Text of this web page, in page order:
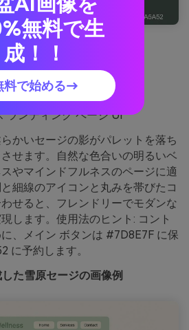
#B9C7B3 #7D8E7F
清潔で、優しい
ランディング ページ UI
かいセージの影がパレットを落ち
せます。自然な色合いの明るいベ
やマインドフルネスのページに適
細線のアイコンと丸みを帯びたコ
せると、フレンドリーでモダンな
します。使用法のヒント: コント
、メイン ボタンは #7D8E7F に保
に予約します。
た雪原セージの画像例
無料で生
成！！
料で始める→